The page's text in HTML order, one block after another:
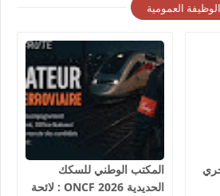
العمومية
المكتب الوطني للسكك
الحديدية 2026 ONCF : لائحة